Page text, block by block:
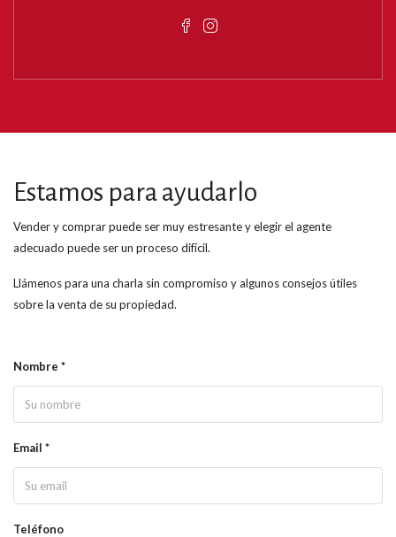
Estamos para ayudarlo
Vender y comprar puede ser muy estresante y elegir el agente
adecuado puede ser un proceso difícil.
Llámenos para una charla sin compromiso y algunos consejos útiles
sobre la venta de su propiedad.
Nombre *
Email *
Teléfono